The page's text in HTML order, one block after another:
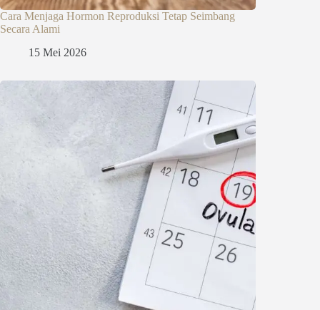
Cara Menjaga Hormon Reproduksi Tetap Seimbang
Secara Alami
15 Mei 2026